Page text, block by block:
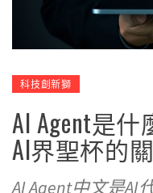
科技創新獅
AI Agent是
AI界聖杯的
AI Agent中文是AI